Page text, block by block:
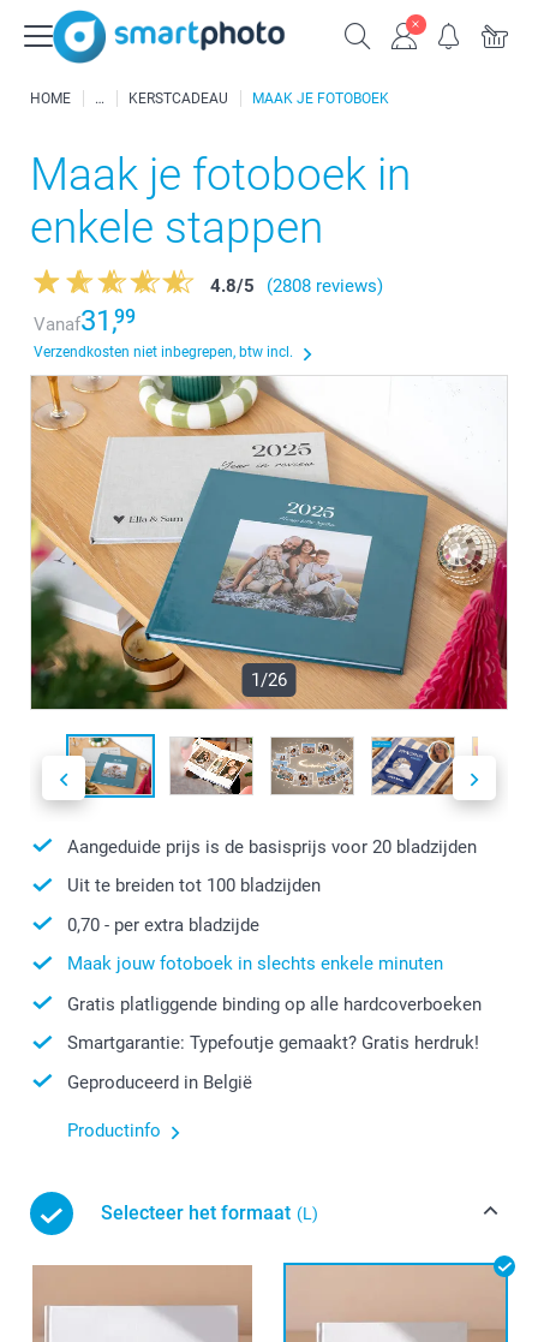
HOME KERSTCADEAU MAAK JE FOTOBOEK
Maak je fotoboek in
enkele stappen
4.8/5
(2808 reviews)
Vanaf31,99
Verzendkosten niet inbegrepen, btw incl.
1/26
Aangeduide prijs is de basisprijs voor 20 bladzijden
Uit te breiden tot 100 bladzijden
0,70 - per extra bladzijde
Maak jouw fotoboek in slechts enkele minuten
Gratis platliggende binding op alle hardcoverboeken
Smartgarantie: Typefoutje gemaakt? Gratis herdruk!
Geproduceerd in België
Productinfo
Selecteer het formaat (L)